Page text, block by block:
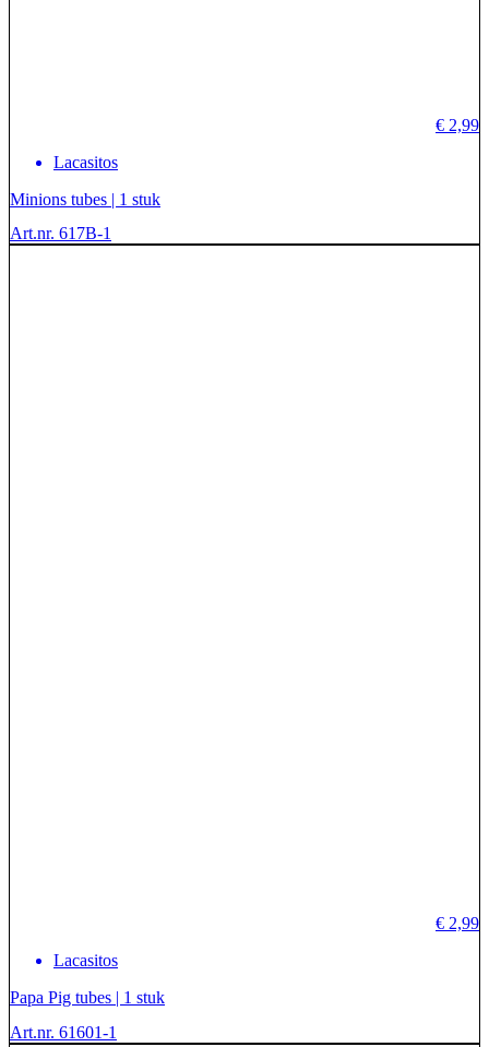
€ 2,99
Lacasitos
Minions tubes | 1 stuk
Art.nr. 617B-1
€ 2,99
Lacasitos
Papa Pig tubes | 1 stuk
Art.nr. 61601-1